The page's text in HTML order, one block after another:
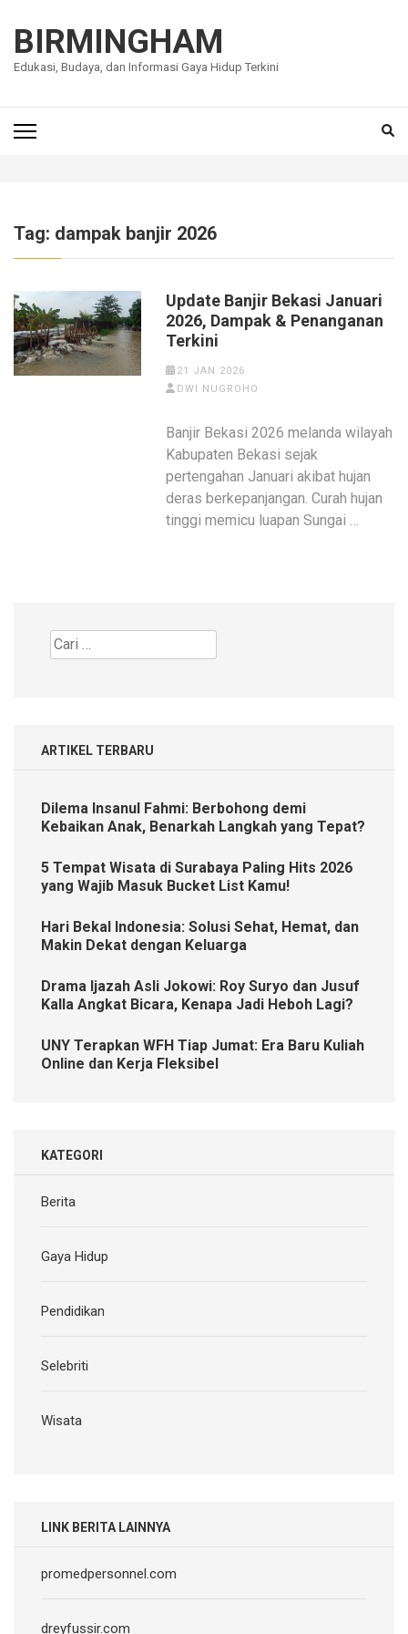
konten
(Tekan
BIRMINGHAM
Edukasi, Budaya, dan Informasi Gaya Hidup Terkini
Tag: dampak banjir 2026
Update Banjir Bekasi Januari
2026, Dampak & Penanganan
Terkini
21 JAN 2026
DWI NUGROHO
Banjir Bekasi 2026 melanda wilayah
Kabupaten Bekasi sejak
pertengahan Januari akibat hujan
deras berkepanjangan. Curah hujan
tinggi memicu luapan Sungai …
Cari
untuk:
ARTIKEL TERBARU
Dilema Insanul Fahmi: Berbohong demi
Kebaikan Anak, Benarkah Langkah yang Tepat?
5 Tempat Wisata di Surabaya Paling Hits 2026
yang Wajib Masuk Bucket List Kamu!
Hari Bekal Indonesia: Solusi Sehat, Hemat, dan
Makin Dekat dengan Keluarga
Drama Ijazah Asli Jokowi: Roy Suryo dan Jusuf
Kalla Angkat Bicara, Kenapa Jadi Heboh Lagi?
UNY Terapkan WFH Tiap Jumat: Era Baru Kuliah
Online dan Kerja Fleksibel
KATEGORI
Berita
Gaya Hidup
Pendidikan
Selebriti
Wisata
LINK BERITA LAINNYA
promedpersonnel.com
dreyfussir.com